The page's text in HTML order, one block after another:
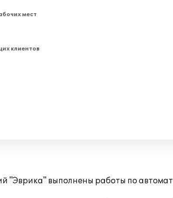
мест
клиентов
"Эврика" выполнены работы по